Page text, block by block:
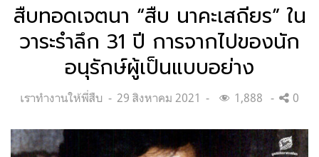
สืบทอดเจตนา “สืบ นาคะเสถียร” ใน
วาระรำลึก 31 ปี การจากไปของนัก
อนุรักษ์ผู้เป็นแบบอย่าง
Categories:
เราทำงานให้พี่สืบ
Posted
29 สิงหาคม 2021 1,888 0